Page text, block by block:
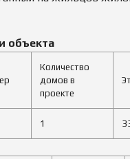
объекта
Количество
домов в
проекте
1